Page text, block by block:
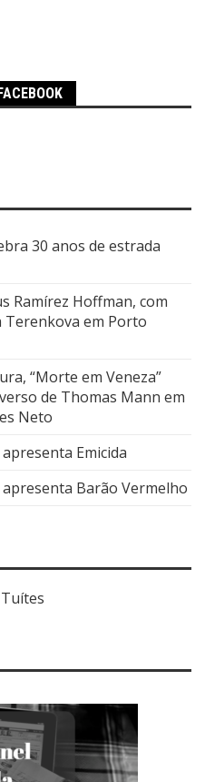
30 anos de estrada
Ramírez Hoffman, com
Terenkova em Porto
“Morte em Veneza”
de Thomas Mann em
Neto
Emicida
Barão Vermelho